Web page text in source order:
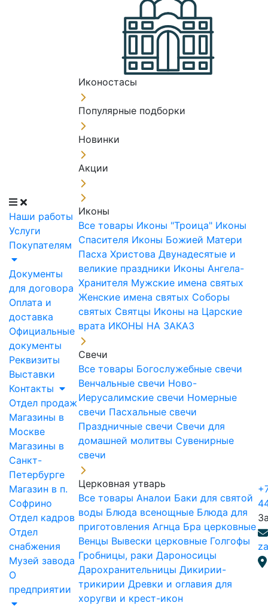
Наши работы
Услуги
Покупателям
Документы
для договора
Оплата и
доставка
Официальные
документы
Реквизиты
Выставки
Контакты
Отдел продаж
Магазины в
Москве
Магазины в
Санкт-
Петербурге
Магазин в п.
Софрино
Отдел кадров
Отдел
снабжения
Музей завода
О
предприятии
Иконостасы
Популярные подборки
Новинки
Акции
Иконы
Все товары Иконы "Троица" Иконы
Спасителя Иконы Божией Матери
Пасха Христова Двунадесятые и
великие праздники Иконы Ангела-
Хранителя Мужские имена святых
Женские имена святых Соборы
святых Святцы Иконы на Царские
врата ИКОНЫ НА ЗАКАЗ
Свечи
Все товары Богослужебные свечи
Венчальные свечи Ново-
Иерусалимские свечи Номерные
свечи Пасхальные свечи
Праздничные свечи Свечи для
домашней молитвы Сувенирные
свечи
Церковная утварь
Все товары Аналои Баки для святой
воды Блюда всенощные Блюда для
приготовления Агнца Бра церковные
Венцы Вывески церковные Голгофы
Гробницы, раки Дароносицы
Дарохранительницы Дикирии-
трикирии Древки и оглавия для
хоругви и крест-икон